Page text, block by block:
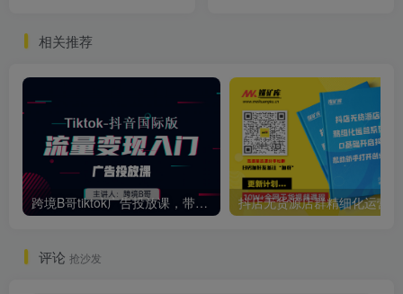
相关推荐
跨境B哥tiktok广告投放课，带你快速入门tiktok广告投放价值1680元
评论 抢沙发